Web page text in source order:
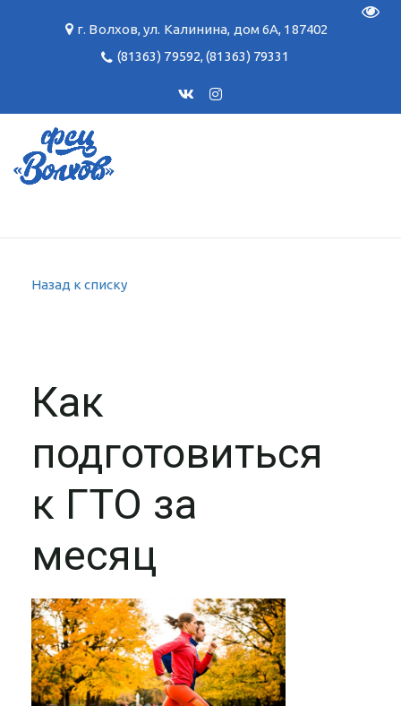
г. Волхов,ул. Калинина, дом 6А, 187402
(81363) 79592,(81363) 79331
Назад к списку
Как
подготовиться
к ГТО за
месяц